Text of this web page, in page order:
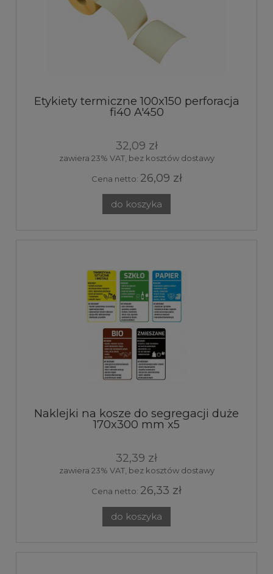
Etykiety termiczne 100x150 perforacja
fi40 A'450
32,09 zł
zawiera 23% VAT, bez kosztów dostawy
Cena netto: 26,09 zł
do koszyka
Naklejki na kosze do segregacji duże
170x300 mm x5
32,39 zł
zawiera 23% VAT, bez kosztów dostawy
Cena netto: 26,33 zł
do koszyka